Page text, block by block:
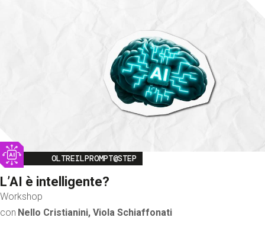
Image
OLTREILPROMPT@STEP
L’AI è intelligente?
Workshop
con Nello Cristianini, Viola Schiaffonati